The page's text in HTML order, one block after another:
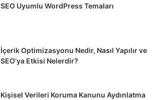
SEO Uyumlu WordPress Temaları
İçerik Optimizasyonu Nedir, Nasıl Yapılır ve
SEO’ya Etkisi Nelerdir?
Kişisel Verileri Koruma Kanunu Aydınlatma